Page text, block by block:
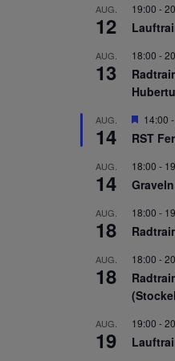
AUG.
12
19:00 -
AUG.
13
18:00 -
AUG.
14
14:00 -
RST
AUG.
14
18:00 -
AUG.
18
18:00 -
AUG.
18
18:00 -
AUG.
19
19:00 -